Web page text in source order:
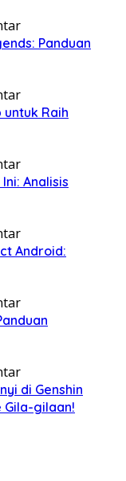
Panduan
untuk Raih
Analisis
Android:
di Genshin
Gila-gilaan!